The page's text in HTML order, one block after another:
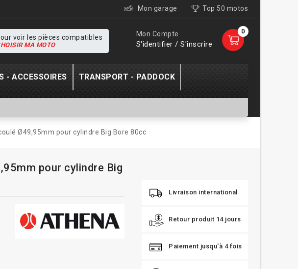
Mon garage Top 50 motos
0
Mon Compte
S'identifier / S'inscrire
voir les pièces compatibles
MA MOTO
- ACCESSOIRES TRANSPORT - PADDOCK
Ø49,95mm pour cylindre Big Bore 80cc
pour cylindre Big
Livraison international
Retour produit 14 jours
Paiement jusqu'à 4 fois